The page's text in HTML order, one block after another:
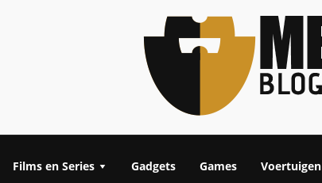
Films en Series Gadgets Games Voertuigen